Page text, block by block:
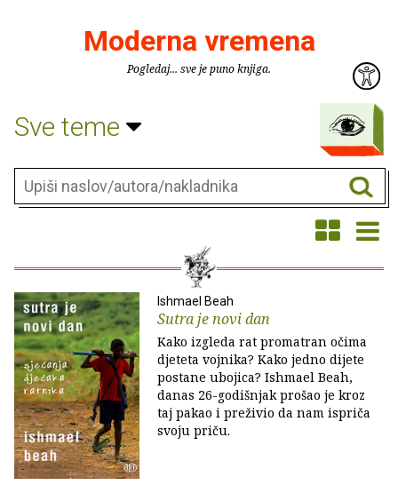
Moderna vremena
Pogledaj... sve je puno knjiga.
Sve teme
Ishmael Beah
Sutra je novi dan
Kako izgleda rat promatran očima
djeteta vojnika? Kako jedno dijete
postane ubojica? Ishmael Beah,
danas 26-godišnjak prošao je kroz
taj pakao i preživio da nam ispriča
svoju priču.